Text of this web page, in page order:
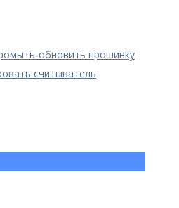
обновить прошивку
считыватель